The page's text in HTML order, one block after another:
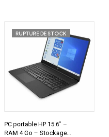
RUPTURE DE STOCK
PC portable HP 15.6″ –
RAM 4 Go – Stockage